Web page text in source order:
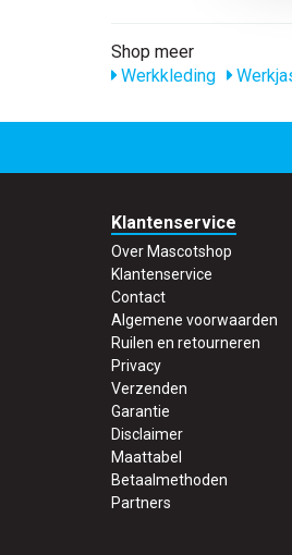
Shop meer
Werkkleding
Klantenservice
Over Mascotshop
Klantenservice
Contact
Algemene voorwaarden
Ruilen en retourneren
Privacy
Verzenden
Garantie
Disclaimer
Maattabel
Betaalmethoden
Partners